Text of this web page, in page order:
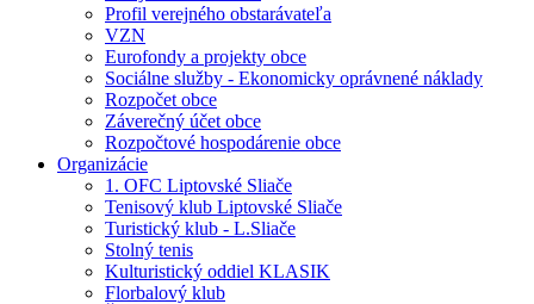
Profil verejného obstarávateľa
VZN
Eurofondy a projekty obce
Sociálne služby - Ekonomicky oprávnené náklady
Rozpočet obce
Záverečný účet obce
Rozpočtové hospodárenie obce
Organizácie
1. OFC Liptovské Sliače
Tenisový klub Liptovské Sliače
Turistický klub - L.Sliače
Stolný tenis
Kulturistický oddiel KLASIK
Florbalový klub